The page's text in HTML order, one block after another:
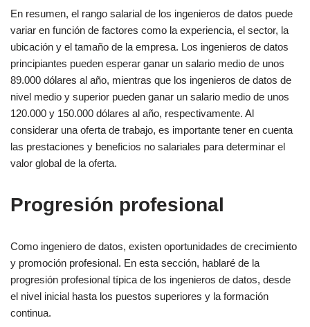
En resumen, el rango salarial de los ingenieros de datos puede
variar en función de factores como la experiencia, el sector, la
ubicación y el tamaño de la empresa. Los ingenieros de datos
principiantes pueden esperar ganar un salario medio de unos
89.000 dólares al año, mientras que los ingenieros de datos de
nivel medio y superior pueden ganar un salario medio de unos
120.000 y 150.000 dólares al año, respectivamente. Al
considerar una oferta de trabajo, es importante tener en cuenta
las prestaciones y beneficios no salariales para determinar el
valor global de la oferta.
Progresión profesional
Como ingeniero de datos, existen oportunidades de crecimiento
y promoción profesional. En esta sección, hablaré de la
progresión profesional típica de los ingenieros de datos, desde
el nivel inicial hasta los puestos superiores y la formación
continua.